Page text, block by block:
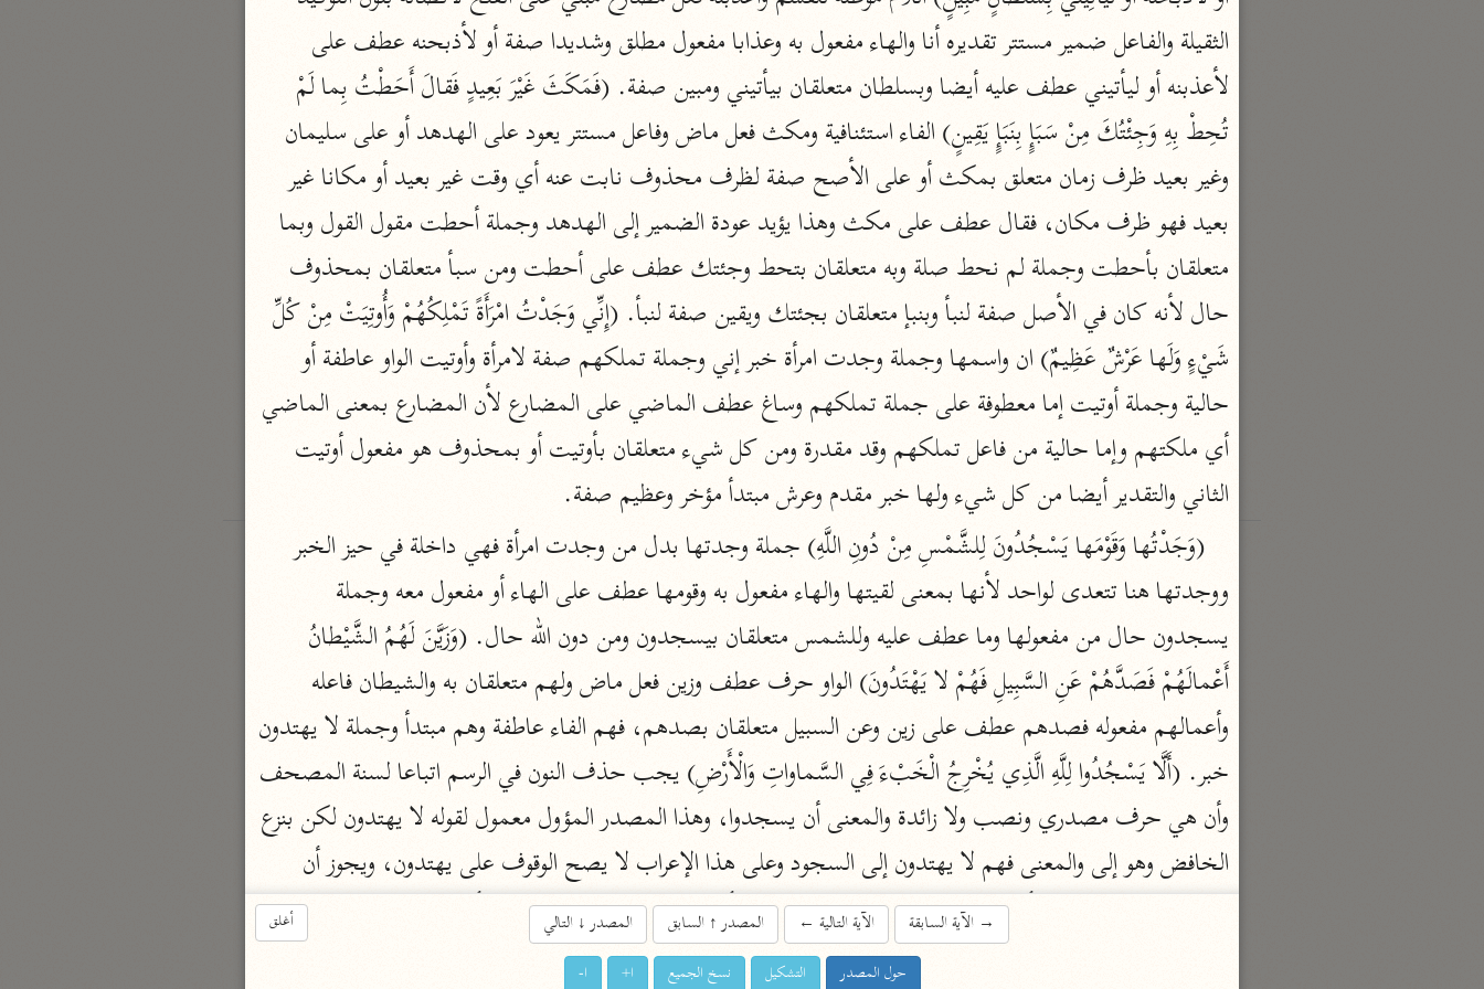
السمرقندي (٣٧٣ هـ)
نحو ٥ مجلدات
الكشف والبيان
الثعلبي (٤٢٧ هـ)
نحو ٨ مجلدات
الزمخشري (٥٣٨ هـ)
نحو ٨ مجلدات
الدر المنثور
جلال الدين السيوطي (٩١١ هـ)
نحو ١٣ مجلدًا
تفسير القرآن العظيم مسندًا
ابن أبي حاتم الرازي (٣٢٧ هـ)
نحو ١٠ مجلدات
تفسير مقاتل بن سليمان
مقاتل بن سليمان (١٥٠ هـ)
نحو ٥ مجلدات
تفسير قتادة
قتادة بن دعامة السّدوسيّ (١١٧ هـ)
اشترك لتصلك أخبار مشاريعنا
اشترك
راسلنا •تليجرام •تويتر
تعليمات•عن الباحث القرآني
أندرويد
أيفون
تطوير
رعاية
وغير بعيد ظرف زمان متعلق بمكث أو على الأصح صفة لظرف محذوف نابت عنه أي وقت غير بعيد أو مكانا غير
حال لأنه كان في الأصل صفة لنبأ وبنبإ متعلقان بجئتك ويقين صفة لنبأ. (إِنِّي وَجَدْتُ امْرَأَةً تَمْلِكُهُمْ وَأُوتِيَتْ مِنْ كُلِّ
شَيْءٍ وَلَها عَرْشٌ عَظِيمٌ) ان واسمها وجملة وجدت امرأة خبر إني وجملة تملكهم صفة لامرأة وأوتيت الواو عاطفة أو
الثاني والتقدير أيضا من كل شيء ولها خبر مقدم وعرش مبتدأ مؤخر وعظيم صفة.
(وَجَدْتُها وَقَوْمَها يَسْجُدُونَ لِلشَّمْسِ مِنْ دُونِ اللَّهِ) جملة وجدتها بدل من وجدت امرأة فهي داخلة في حيز الخبر
يكون المصدر بدلا من أعمالهم والتقدير وزين لهم الشيطان أعمالهم عدم السجود، ويجوز أن يكون بدلا من السبيل،
وقرئ بتخفيف ألا فهي حرف تنبيه واستفتاح ويا حرف نداء والمنادى محذوف واسجدوا فعل أمر فكان حق الخط على
أغلق →الآية السابقة الآية التالية ← المصدر↑السابق المصدر↓التالي
حول المصدر التشكيل نسخ الجميع ا+ ا-